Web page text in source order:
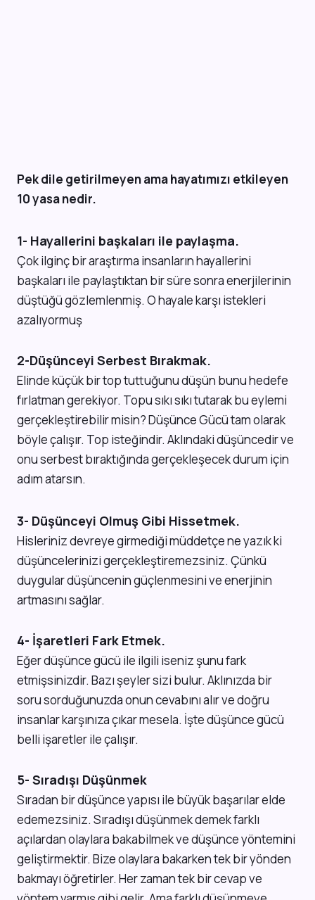
Pek dile getirilmeyen ama hayatımızı etkileyen
10 yasa nedir.
1- Hayallerini başkaları ile paylaşma.
Çok ilginç bir araştırma insanların hayallerini
başkaları ile paylaştıktan bir süre sonra enerjilerinin
düştüğü gözlemlenmiş. O hayale karşı istekleri
azalıyormuş
2-Düşünceyi Serbest Bırakmak.
Elinde küçük bir top tuttuğunu düşün bunu hedefe
fırlatman gerekiyor. Topu sıkı sıkı tutarak bu eylemi
gerçekleştirebilir misin? Düşünce Gücü tam olarak
böyle çalışır. Top isteğindir. Aklındaki düşüncedir ve
onu serbest bıraktığında gerçekleşecek durum için
adım atarsın.
3- Düşünceyi Olmuş Gibi Hissetmek.
Hisleriniz devreye girmediği müddetçe ne yazık ki
düşüncelerinizi gerçekleştiremezsiniz. Çünkü
duygular düşüncenin güçlenmesini ve enerjinin
artmasını sağlar.
4- İşaretleri Fark Etmek.
Eğer düşünce gücü ile ilgili iseniz şunu fark
etmişsinizdir. Bazı şeyler sizi bulur. Aklınızda bir
soru sorduğunuzda onun cevabını alır ve doğru
insanlar karşınıza çıkar mesela. İşte düşünce gücü
belli işaretler ile çalışır.
5- Sıradışı Düşünmek
Sıradan bir düşünce yapısı ile büyük başarılar elde
edemezsiniz. Sıradışı düşünmek demek farklı
açılardan olaylara bakabilmek ve düşünce yöntemini
geliştirmektir. Bize olaylara bakarken tek bir yönden
bakmayı öğretirler. Her zaman tek bir cevap ve